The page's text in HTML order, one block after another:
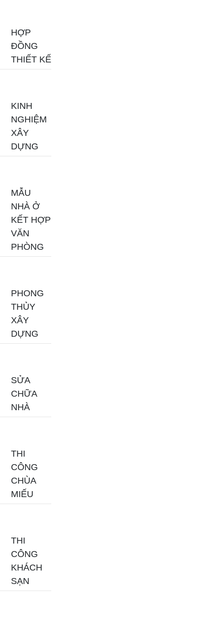
HỢP
ĐỒNG
THIẾT KẾ
KINH
NGHIỆM
XÂY
DỰNG
MẪU
NHÀ Ở
KẾT HỢP
VĂN
PHÒNG
PHONG
THỦY
XÂY
DỰNG
SỬA
CHỮA
NHÀ
THI
CÔNG
CHÙA
MIẾU
THI
CÔNG
KHÁCH
SẠN